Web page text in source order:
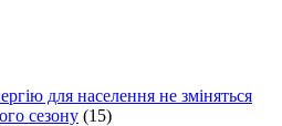
для населення не зміняться
сезону (15)